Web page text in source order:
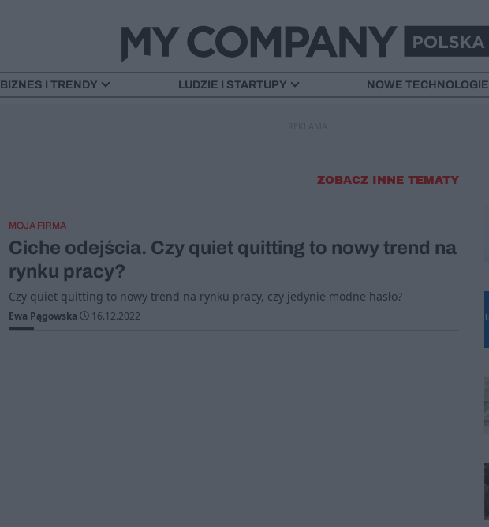
BIZNES I TRENDY LUDZIE I STARTUPY NOWE TECHNOLOGIE
ZOBACZ INNE TEMATY
MOJA FIRMA
Ciche odejścia. Czy quiet quitting to nowy trend na
rynku pracy?
Czy quiet quitting to nowy trend na rynku pracy, czy jedynie modne hasło?
Ewa Pągowska 16.12.2022